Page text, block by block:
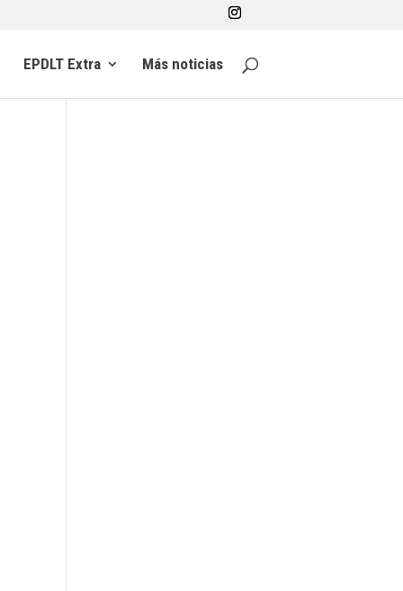
EPDLT Extra Más noticias